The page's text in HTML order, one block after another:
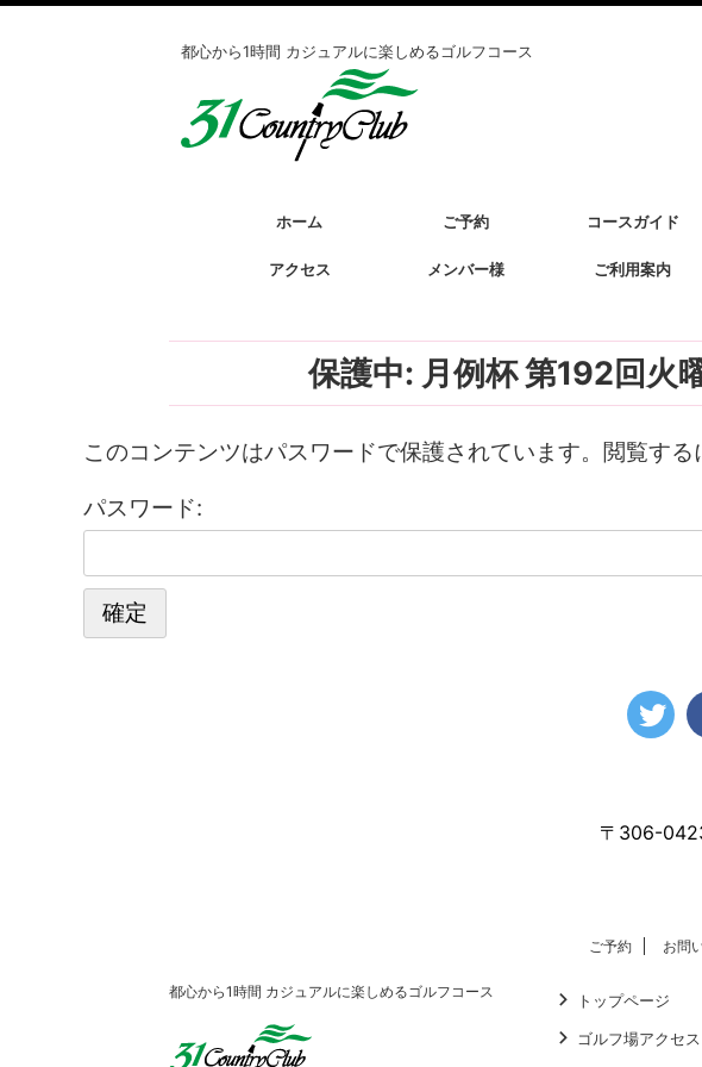
都心から1時間 カジュアルに楽しめるゴルフコース
ホーム ご予約 コースガイド
アクセス メンバー様 ご利用案内
保護中: 月例杯 第192回火
このコンテンツはパスワードで保護されています。閲覧す
パスワード:
〒306-
ご予約 お問
トップページ
ゴルフ場アクセス
都心から1時間 カジュアルに楽しめるゴルフコース